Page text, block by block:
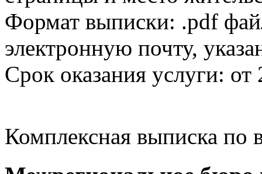
Формат выписки: .pdf
электронную почту,
Срок оказания услуги: от
Комплексная выписка